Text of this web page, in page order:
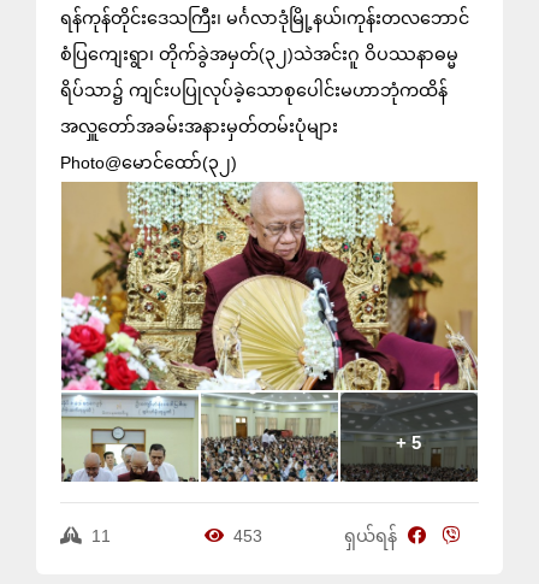
ရန်ကုန်တိုင်းဒေသကြီး၊ မင်္ဂလာဒုံမြို့နယ်၊ကုန်းတလဘောင်
စံပြကျေးရွာ၊ တိုက်ခွဲအမှတ်(၃၂)သဲအင်းဂူ ဝိပဿနာဓမ္မ
ရိပ်သာ၌ ကျင်းပပြုလုပ်ခဲ့သောစုပေါင်းမဟာဘုံကထိန်
အလှူတော်အခမ်းအနားမှတ်တမ်းပုံများ
Photo@မောင်ထော်(၃၂)
+ 5
11 453 ရှယ်ရန်